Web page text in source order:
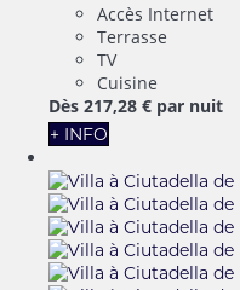
Accès Internet
Terrasse
TV
Cuisine
Dès 217,28 € par nuit
+ INFO